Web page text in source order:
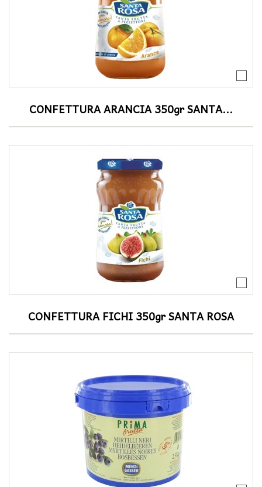
CONFETTURA ARANCIA 350gr SANTA...
CONFETTURA FICHI 350gr SANTA ROSA